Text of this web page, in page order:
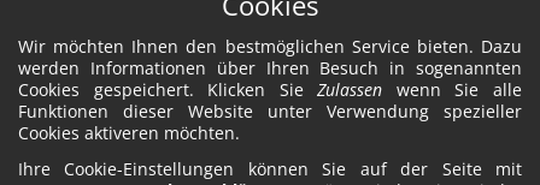
Wir möchten Ihnen den bestmöglichen Service bieten. Dazu
werden Informationen über Ihren Besuch in sogenannten
Cookies gespeichert. Klicken SieZulassen wenn Sie alle
Funktionen dieser Website unter Verwendung spezieller
Cookies aktiveren möchten.
Ihre Cookie-Einstellungen können Sie auf der Seite mit